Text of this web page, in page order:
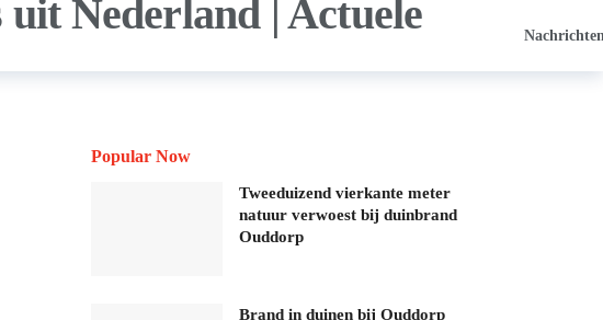
Popular Now
Tweeduizend vierkante meter
natuur verwoest bij duinbrand
Ouddorp
Brand in duinen bij Ouddorp